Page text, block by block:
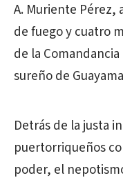
A. Muriente Pérez,
de fuego y cuatro
de la
sureño de
Detrás de la justa
puertorriqueños
poder, el